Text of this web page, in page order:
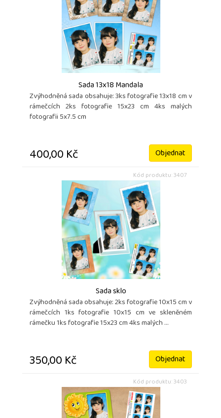
Sada 13x18 Mandala
Zvýhodněná sada obsahuje: 3ks fotografie 13x18 cm v
rámečcích 2ks fotografie 15x23 cm 4ks malých
fotografii 5x7.5 cm
400,00 Kč Objednat
Kód produktu: 3407
Sada sklo
Zvýhodněná sada obsahuje: 2ks fotografie 10x15 cm v
rámečcích 1ks fotografie 10x15 cm ve skleněném
rámečku 1ks fotografie 15x23 cm 4ks malých ...
350,00 Kč Objednat
Kód produktu: 3403